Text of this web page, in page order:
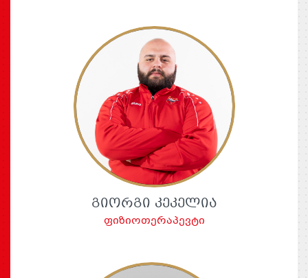
ᲒᲘᲝᲠᲒᲘ ᲙᲔᲙᲔᲚᲘᲐ
ფიზიოთერაპევტი